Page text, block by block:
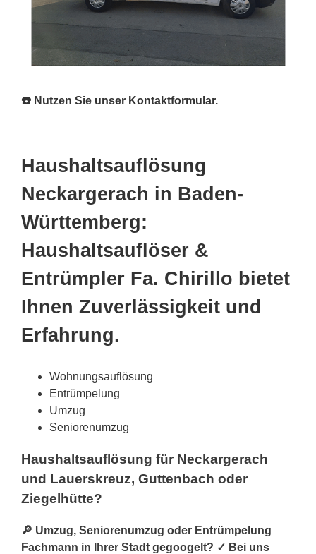
☎️ Nutzen Sie unser Kontaktformular.
Haushaltsauflösung
Neckargerach in Baden-
Württemberg:
Haushaltsauflöser &
Entrümpler Fa. Chirillo bietet
Ihnen Zuverlässigkeit und
Erfahrung.
Wohnungsauflösung
Entrümpelung
Umzug
Seniorenumzug
Haushaltsauflösung für Neckargerach
und Lauerskreuz, Guttenbach oder
Ziegelhütte?
🔎 Umzug, Seniorenumzug oder Entrümpelung
Fachmann in Ihrer Stadt gegoogelt? ✓ Bei uns